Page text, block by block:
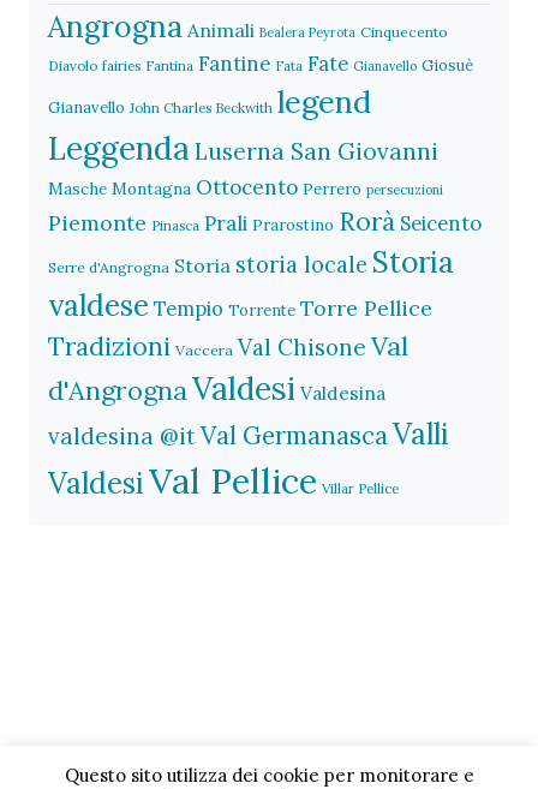
Angrogna Animali Bealera Peyrota Cinquecento
Diavolo fairies Fantina Fantine Fata Fate Gianavello Giosuè
Gianavello John Charles Beckwith legend
Leggenda Luserna San Giovanni
Masche Montagna Ottocento Perrero persecuzioni
Piemonte Pinasca Prali Prarostino Rorà Seicento
Serre d'Angrogna Storia storia locale Storia
valdese Tempio Torrente Torre Pellice
Tradizioni Vaccera Val Chisone Val
d'AngrognaValdesi Valdesina
valdesina @itVal GermanascaValli
ValdesiVal Pellice Villar Pellice
Questo sito utilizza dei cookie per monitorare e